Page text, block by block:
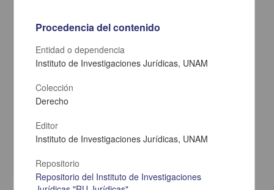
Carta de Zeferino Pérez, el general Antonio Rábago se encuentra
en la ranchería de Samalayuca
[sin fecha]
Multidisciplina
Procedencia del contenido
Entidad o dependencia
Instituto de Investigaciones Jurídicas, UNAM
Colección
Derecho
Editor
Instituto de Investigaciones Jurídicas, UNAM
Repositorio
Repositorio del Instituto de Investigaciones